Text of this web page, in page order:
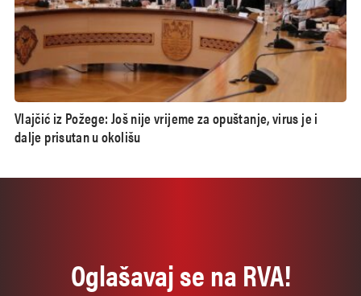
Vlajčić iz Požege: Još nije vrijeme za opuštanje, virus je i
dalje prisutan u okolišu
Oglašavaj se na RVA!